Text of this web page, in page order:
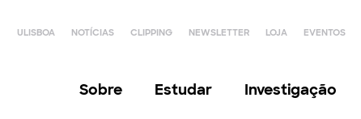
ULISBOA NOTÍCIAS CLIPPING NEWSLETTER LOJA EVENTOS
Sobre Estudar Investigação